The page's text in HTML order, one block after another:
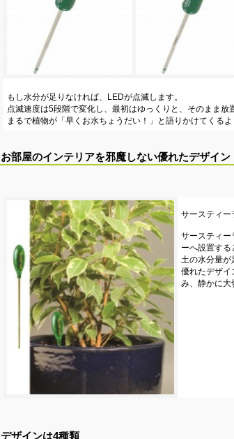
もし水分が足りなければ、LEDが点滅します。
点滅速度は5段階で変化し、最初はゆっくりと、そのまま放
まるで植物が「早くお水ちょうだい！」と語りかけてくるよ
お部屋のインテリアを邪魔しない優れたデザイン
サースティー
サースティー
ーへ設置する
土の水分量が
優れたデザイ
み、静かに大
デザインは4種類